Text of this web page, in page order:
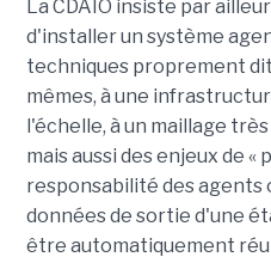
La CDAIO insiste par
d'installer un système
techniques proprement
mêmes, à une
l'échelle, à un maillage
mais aussi des enjeux de «
responsabilité des agents
données de sortie d'une
être automatiquement